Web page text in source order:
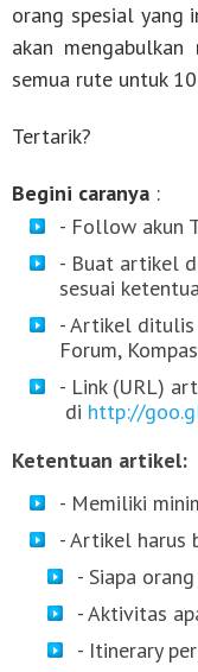
orang spesial yang
akan
semua rute untuk
Tertarik?
Begini caranya :
- Follow akun
- Buat artikel
sesuai
- Artikel ditulis
Forum,
- Link (URL)
di http://
Ketentuan artikel:
- Memiliki
- Artikel harus
- Siapa
- Aktivitas
- Itinerary